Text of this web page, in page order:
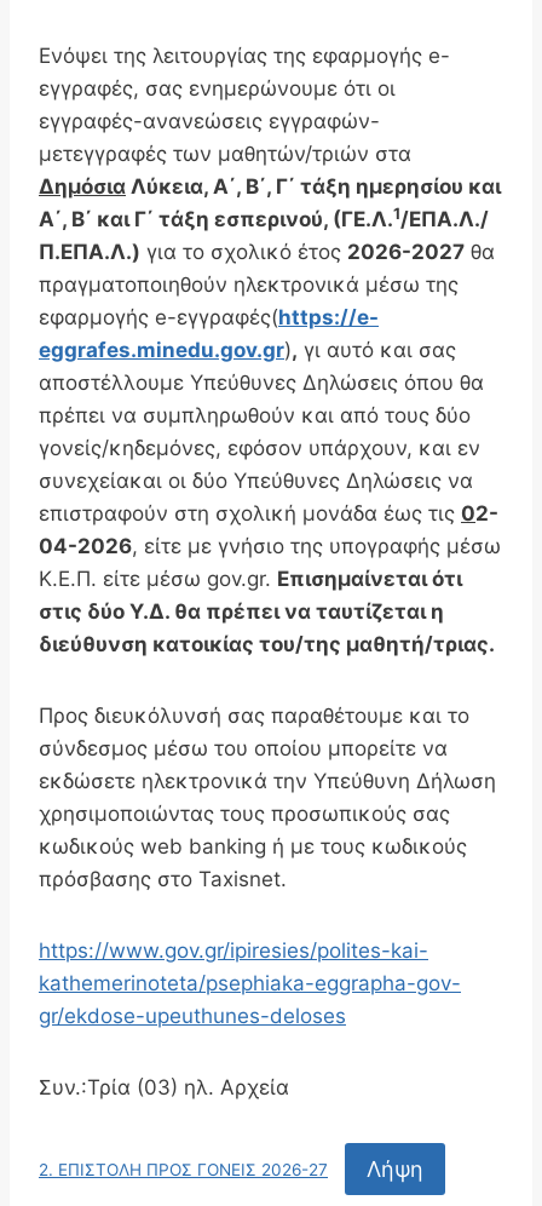
Ενόψει της λειτουργίας της εφαρμογής e-
εγγραφές, σας ενημερώνουμε ότι οι
εγγραφές-ανανεώσεις εγγραφών-
μετεγγραφές των μαθητών/τριών στα
Δημόσια Λύκεια, Α΄, Β΄, Γ΄ τάξη ημερησίου και
Α΄, Β΄ και Γ΄ τάξη εσπερινού, (ΓΕ.Λ.1/ΕΠΑ.Λ./
Π.ΕΠΑ.Λ.) για το σχολικό έτος 2026-2027 θα
πραγματοποιηθούν ηλεκτρονικά μέσω της
εφαρμογής e-εγγραφές(https://e-
eggrafes.minedu.gov.gr), γι αυτό και σας
αποστέλλουμε Υπεύθυνες Δηλώσεις όπου θα
πρέπει να συμπληρωθούν και από τους δύο
γονείς/κηδεμόνες, εφόσον υπάρχουν, και εν
συνεχείακαι οι δύο Υπεύθυνες Δηλώσεις να
επιστραφούν στη σχολική μονάδα έως τις 02-
04-2026, είτε με γνήσιο της υπογραφής μέσω
Κ.Ε.Π. είτε μέσω gov.gr. Επισημαίνεται ότι
στις δύο Υ.Δ. θα πρέπει να ταυτίζεται η
διεύθυνση κατοικίας του/της μαθητή/τριας.
Προς διευκόλυνσή σας παραθέτουμε και το
σύνδεσμος μέσω του οποίου μπορείτε να
εκδώσετε ηλεκτρονικά την Υπεύθυνη Δήλωση
χρησιμοποιώντας τους προσωπικούς σας
κωδικούς web banking ή με τους κωδικούς
πρόσβασης στο Taxisnet.
https://www.gov.gr/ipiresies/polites-kai-
kathemerinoteta/psephiaka-eggrapha-gov-
gr/ekdose-upeuthunes-deloses
Συν.:Τρία (03) ηλ. Αρχεία
2. ΕΠΙΣΤΟΛΗ ΠΡΟΣ ΓΟΝΕΙΣ 2026-27 Λήψη